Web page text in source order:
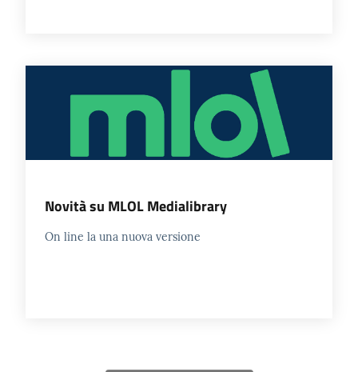
Novità su MLOL Medialibrary
On line la una nuova versione